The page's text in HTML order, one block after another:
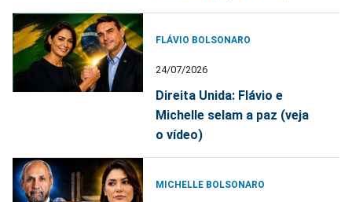
FLÁVIO BOLSONARO
24/07/2026
Direita Unida: Flávio e
Michelle selam a paz (veja
o vídeo)
MICHELLE BOLSONARO